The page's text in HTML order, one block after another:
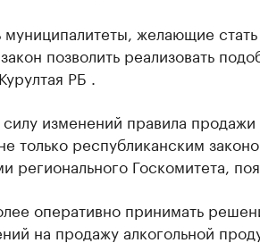
муниципалитеты, желающие
позволить реализовать
РБ .
изменений правила продажи
только республиканским
регионального Госкомитета,
оперативно принимать
на продажу алкогольной